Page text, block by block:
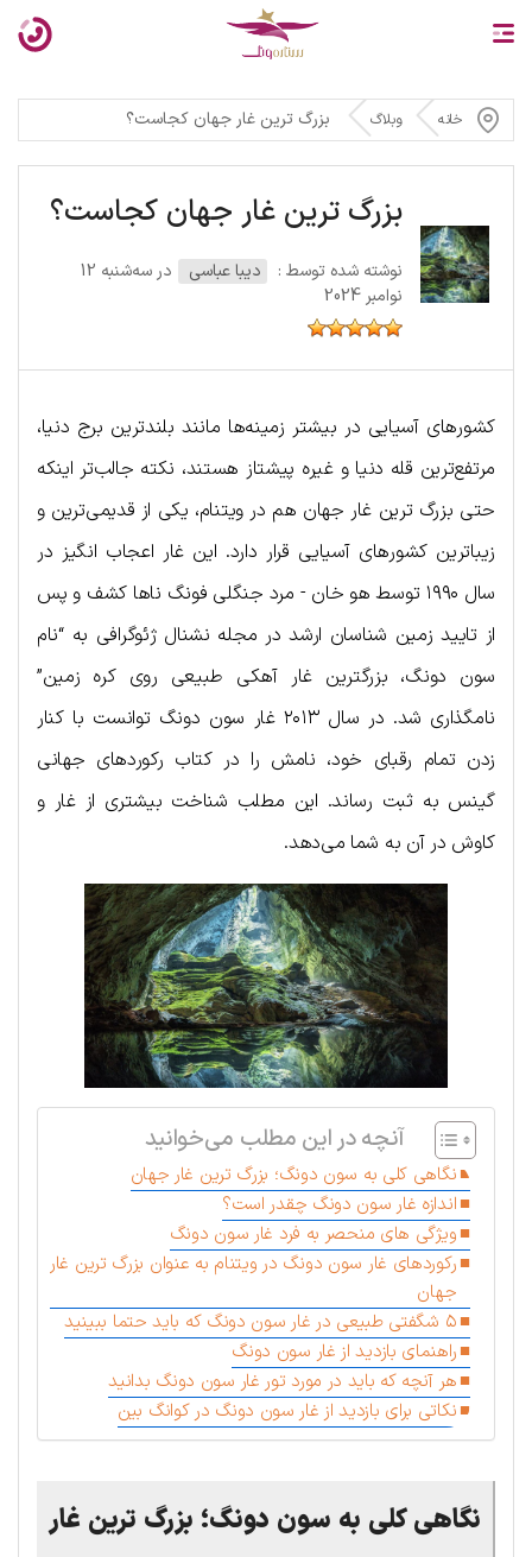
خانه وبلاگ بزرگ ترین غار جهان کجاست؟
بزرگ ترین غار جهان کجاست؟
نوشته شده توسط : دیبا عباسی
در سه‌شنبه 12
نوامبر 2024
کشورهای آسیایی در بیشتر زمینه‌ها مانند بلندترین برج دنیا،
مرتفع‌ترین قله دنیا و غیره پیشتاز هستند، نکته جالب‌تر اینکه
حتی بزرگ ترین غار جهان هم در ویتنام، یکی از قدیمی‌ترین و
زیباترین کشورهای آسیایی قرار دارد. این غار اعجاب انگیز در
سال ۱۹۹۰ توسط هو خان ​​- مرد جنگلی فونگ ناها کشف و پس
از تایید زمین شناسان ارشد در مجله نشنال ژئوگرافی به “نام
سون دونگ، بزرگترین غار آهکی طبیعی روی کره زمین”
نامگذاری شد. در سال ۲۰۱۳ غار سون دونگ توانست با کنار
زدن تمام رقبای خود، نامش را در کتاب رکوردهای جهانی
گینس به ثبت رساند. این مطلب شناخت بیشتری از غار و
کاوش در آن به شما می‌دهد.
آنچه در این مطلب می‌خوانید
نگاهی کلی به سون دونگ؛ بزرگ ترین غار جهان
اندازه غار سون دونگ چقدر است؟
ویژگی های منحصر به فرد غار سون دونگ
رکوردهای غار سون دونگ در ویتنام به عنوان بزرگ ترین غار
جهان
۵ شگفتی طبیعی در غار سون دونگ که باید حتما ببینید
راهنمای بازدید از غار سون دونگ
هر آنچه که باید در مورد تور غار سون دونگ بدانید
نکاتی برای بازدید از غار سون دونگ در کوانگ بین
نگاهی کلی به سون دونگ؛ بزرگ ترین غار